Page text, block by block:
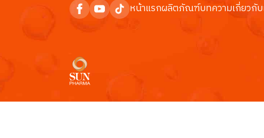
หน้าแรกผลิตภัณฑ์บทความเกี่ยวกับ